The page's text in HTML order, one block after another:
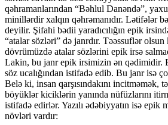
qəhramanlarından “Bəhlul Danəndə”,
minillərdir xalqın qəhrəmanıdır. Lətifələr
deyilir. Şifahi bədii yaradıcılığın epik
“atalar sözləri” də janrdır. Təəssuflər
dövrümüzdə atalar sözlərini epik irsə
Lakin, bu janr epik irsimizin ən qədimidir.
söz ucalığından istifadə edib. Bu janr isə
Belə ki, insan qarşısındakını incitməmək,
böyüklər kiciklərin yanında nüfüzlarını
istifadə edirlər. Yazılı ədəbiyyatın isə epik
növləri vardır: